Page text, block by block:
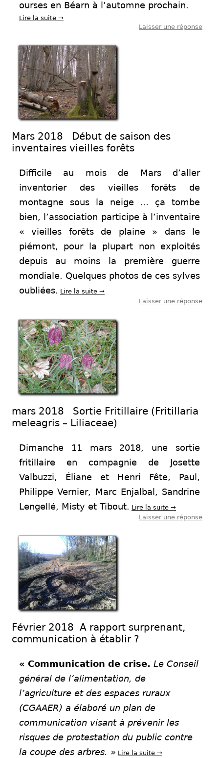
ourses en Béarn à l’automne prochain.
Lire la suite →
Laisser une réponse
Mars 2018 Début de saison des
inventaires vieilles forêts
Difficile au mois de Mars d’aller
inventorier des vieilles forêts de
montagne sous la neige … ça tombe
bien, l’association participe à l’inventaire
« vieilles forêts de plaine » dans le
piémont, pour la plupart non exploités
depuis au moins la première guerre
mondiale. Quelques photos de ces sylves
oubliées. Lire la suite →
Laisser une réponse
mars 2018 Sortie Fritillaire (Fritillaria
meleagris – Liliaceae)
Dimanche 11 mars 2018, une sortie
fritillaire en compagnie de Josette
Valbuzzi, Éliane et Henri Fête, Paul,
Philippe Vernier, Marc Enjalbal, Sandrine
Lengellé, Misty et Tibout. Lire la suite →
Laisser une réponse
Février 2018 A rapport surprenant,
communication à établir ?
« Communication de crise. Le Conseil
général de l’alimentation, de
l’agriculture et des espaces ruraux
(CGAAER) a élaboré un plan de
communication visant à prévenir les
risques de protestation du public contre
la coupe des arbres. » Lire la suite →